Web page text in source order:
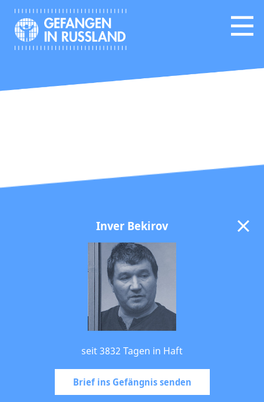
Inver Bekirov
seit 3832 Tagen in Haft
Brief ins Gefängnis senden